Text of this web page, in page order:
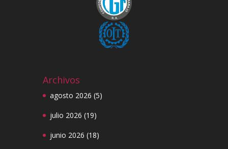
Archivos
agosto 2026 (5)
julio 2026 (19)
junio 2026 (18)